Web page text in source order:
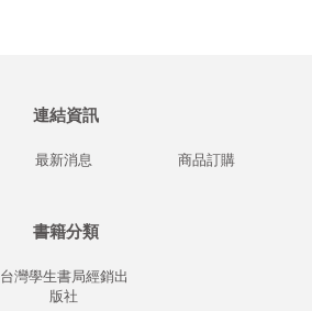
連結資訊
最新消息
商品訂購
書籍分類
台灣學生書局經銷出
版社